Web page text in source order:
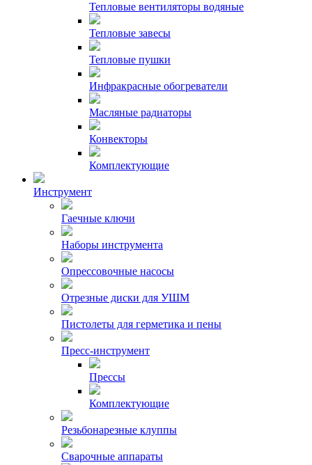
Тепловые вентиляторы водяные
Тепловые завесы
Тепловые пушки
Инфракрасные обогреватели
Масляные радиаторы
Конвекторы
Комплектующие
Инструмент
Гаечные ключи
Наборы инструмента
Опрессовочные насосы
Отрезные диски для УШМ
Пистолеты для герметика и пены
Пресс-инструмент
Прессы
Комплектующие
Резьбонарезные клуппы
Сварочные аппараты